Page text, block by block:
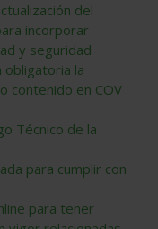
del
incorporar
y seguridad
obligatoria la
contenido en COV
Técnico de la
para cumplir con
para tener